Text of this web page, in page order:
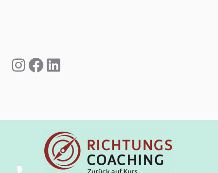
Instagram
Facebook
LinkedIn